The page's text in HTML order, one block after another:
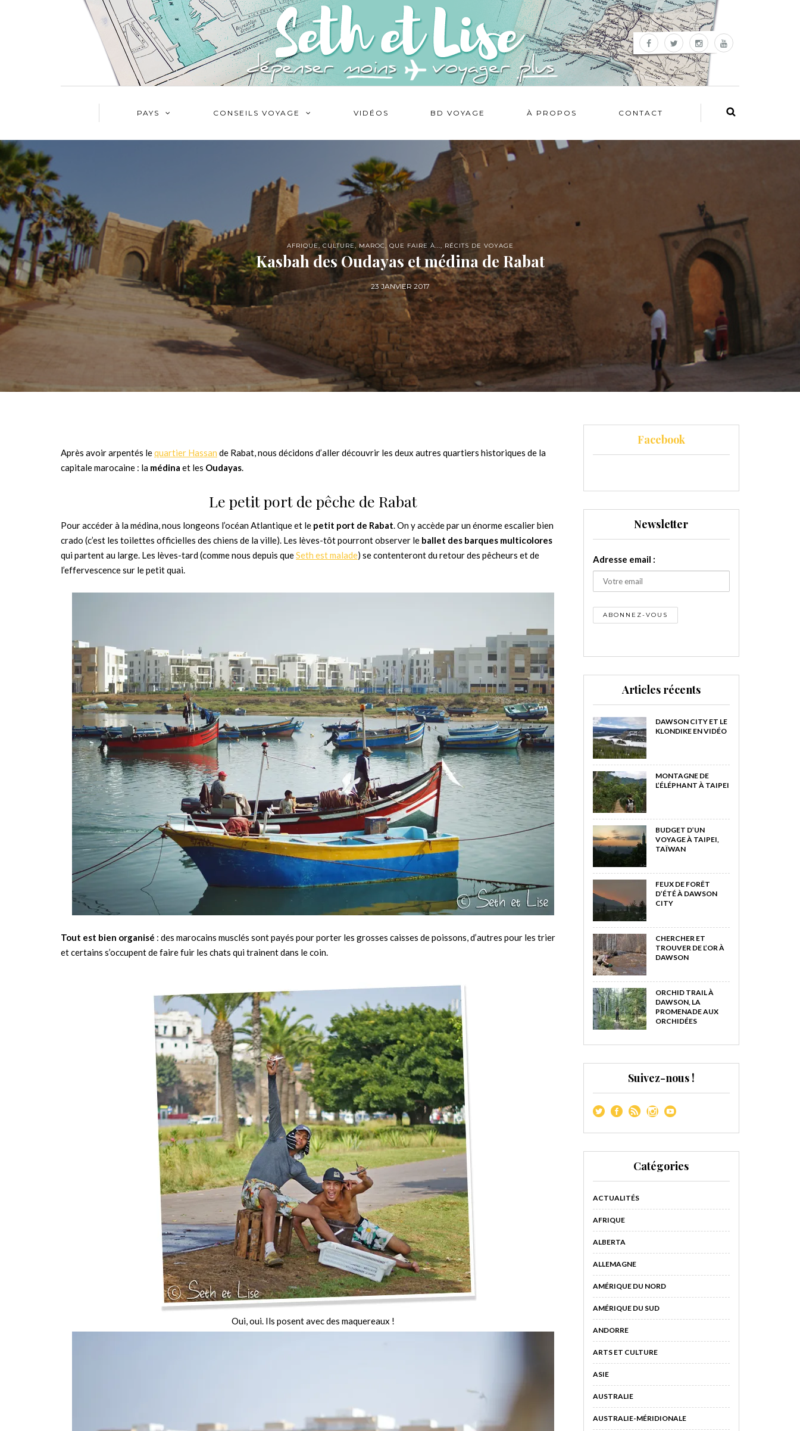
PAYS CONSEILS VOYAGE VIDÉOS BD VOYAGE À PROPOS CONTACT
AFRIQUE, CULTURE,MAROC, QUE FAIRE À..., RÉCITS DE VOYAGE
Kasbah des Oudayas et médina de Rabat
23 JANVIER 2017
Après avoir arpentés lequartier Hassan de Rabat, nous décidons d’aller découvrir les deux autres quartiers historiques de la
capitale marocaine : la médina et les Oudayas.
Le petit port de pêche de Rabat
Pour accéder à la médina, nous longeons l’océan Atlantique et le petit port de Rabat. On y accède par un énorme escalier bien
crado (c’est les toilettes officielles des chiens de la ville). Les lèves-tôt pourront observer le ballet des barques multicolores
qui partent au large. Les lèves-tard (comme nous depuis queSeth est malade) se contenteront du retour des pêcheurs et de
l’effervescence sur le petit quai.
Tout est bien organisé : des marocains musclés sont payés pour porter les grosses caisses de poissons, d’autres pour les trier
et certains s’occupent de faire fuir les chats qui trainent dans le coin.
Oui, oui. Ils posent avec des maquereaux !
Facebook
Newsletter
Adresse email :
Articles récents
DAWSON CITY ET LE
KLONDIKE EN VIDÉO
MONTAGNE DE
L’ÉLÉPHANT À TAIPEI
BUDGET D’UN
VOYAGE À TAIPEI,
TAÏWAN
FEUX DE FORÊT
D’ÉTÉ À DAWSON
CITY
CHERCHER ET
TROUVER DE L’OR À
DAWSON
ORCHID TRAIL À
DAWSON, LA
PROMENADE AUX
ORCHIDÉES
Suivez-nous !
Catégories
ACTUALITÉS
AFRIQUE
ALBERTA
ALLEMAGNE
AMÉRIQUE DU NORD
AMÉRIQUE DU SUD
ANDORRE
ARTS ET CULTURE
ASIE
AUSTRALIE
AUSTRALIE-MÉRIDIONALE